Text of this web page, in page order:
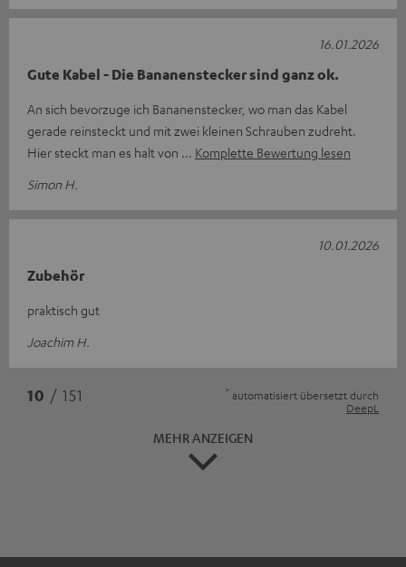
Gute Kabel - Die Bananenstecker sind ganz ok.
An sich bevorzuge ich Bananenstecker, wo man das Kabel
gerade reinsteckt und mit zwei kleinen Schrauben zudreht.
Hier steckt man es halt von
Komplette Bewertung lesen
Simon H.
16.01.2026
Zubehör
praktisch gut
Joachim H.
10.01.2026
10 / 151 * automatisiert übersetzt durch
DeepL
MEHR ANZEIGEN